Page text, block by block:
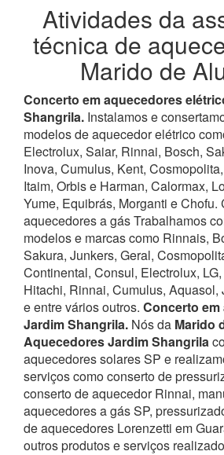
Atividades da
técnica de
Marido de
Concerto em aquecedores
Shangrila. Instalamos e
modelos de aquecedor elétrico
Electrolux, Saiar, Rinnai, Bosch,
Inova, Cumulus, Kent,
Itaim, Orbis e Harman, Calormax,
Yume, Equibrás, Morganti e Chofu.
aquecedores a gás Trabalhamos
modelos e marcas como Rinnais,
Sakura, Junkers, Geral,
Continental, Consul, Electrolux,
Hitachi, Rinnai, Cumulus, Aquasol,
e entre vários outros. Concerto
Jardim Shangrila. Nós da Marido
Aquecedores Jardim Shangrila
aquecedores solares SP e
serviços como conserto de
conserto de aquecedor Rinnai,
aquecedores a gás SP,
de aquecedores Lorenzetti em
outros produtos e serviços